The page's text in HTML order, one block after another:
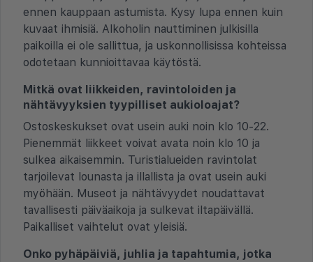
ennen kauppaan astumista. Kysy lupa ennen kuin
kuvaat ihmisiä. Alkoholin nauttiminen julkisilla
paikoilla ei ole sallittua, ja uskonnollisissa kohteissa
odotetaan kunnioittavaa käytöstä.
Mitkä ovat liikkeiden, ravintoloiden ja
nähtävyyksien tyypilliset aukioloajat?
Ostoskeskukset ovat usein auki noin klo 10-22.
Pienemmät liikkeet voivat avata noin klo 10 ja
sulkea aikaisemmin. Turistialueiden ravintolat
tarjoilevat lounasta ja illallista ja ovat usein auki
myöhään. Museot ja nähtävyydet noudattavat
tavallisesti päiväaikoja ja sulkevat iltapäivällä.
Paikalliset vaihtelut ovat yleisiä.
Onko pyhäpäiviä, juhlia ja tapahtumia, jotka